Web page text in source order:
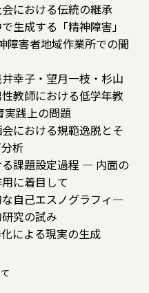
における伝統の継承
生成する「精神障害」
害者地域作業所での聞
幸子・望月一枝・杉山
教師における低学年教
践上の問題
における規範逸脱とそ
析
課題設定過程 ― 内面の
に着目して
自己エスノグラフィ―
究の試み
による現実の生成